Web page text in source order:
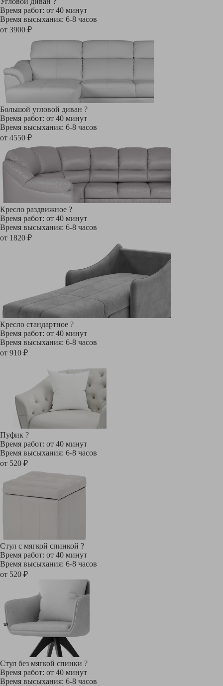
Время работ: от 40 минут
Время высыхания: 6-8 часов
от 3900 ₽
Большой угловой диван ?
Время работ: от 40 минут
Время высыхания: 6-8 часов
от 4550 ₽
Кресло раздвижное ?
Время работ: от 40 минут
Время высыхания: 6-8 часов
от 1820 ₽
Кресло стандартное ?
Время работ: от 40 минут
Время высыхания: 6-8 часов
от 910 ₽
Пуфик ?
Время работ: от 40 минут
Время высыхания: 6-8 часов
от 520 ₽
Стул с мягкой спинкой ?
Время работ: от 40 минут
Время высыхания: 6-8 часов
от 520 ₽
Стул без мягкой спинки ?
Время работ: от 40 минут
Время высыхания: 6-8 часов